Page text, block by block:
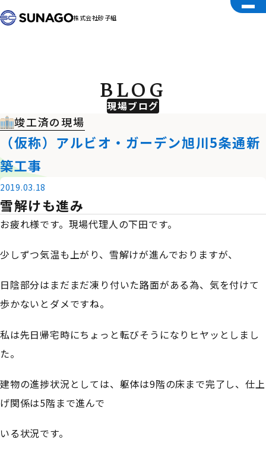
株式会社砂子組
現場ブログ
BLOG
竣工済の現場
（仮称）アルビオ・ガーデン旭川5条通新
築工事
2019.03.18
雪解けも進み
お疲れ様です。現場代理人の下田です。
少しずつ気温も上がり、雪解けが進んでおりますが、
日陰部分はまだまだ凍り付いた路面がある為、気を付けて
歩かないとダメですね。
私は先日帰宅時にちょっと転びそうになりヒヤッとしまし
た。
建物の進捗状況としては、躯体は9階の床まで完了し、仕上
げ関係は5階まで進んで
いる状況です。